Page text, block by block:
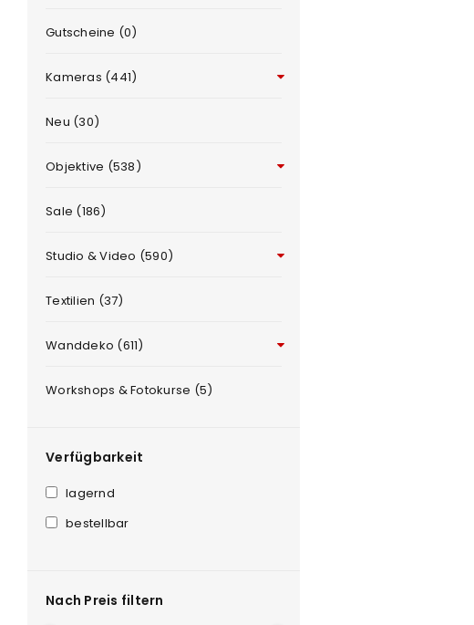
Passwort
Gutscheine (0)
Kameras (441)
Neu (30)
Objektive (538)
Sale (186)
Studio & Video (590)
Textilien (37)
Wanddeko (611)
Workshops & Fotokurse (5)
Verfügbarkeit
lagernd
bestellbar
Nach Preis filtern